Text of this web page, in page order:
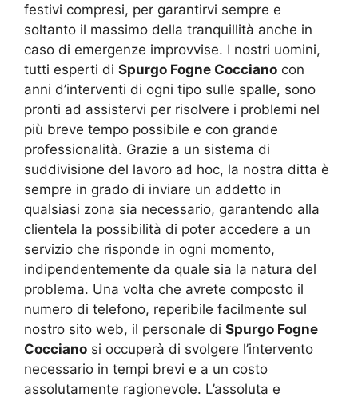
festivi compresi, per garantirvi sempre e
soltanto il massimo della tranquillità anche in
caso di emergenze improvvise. I nostri uomini,
tutti esperti di Spurgo Fogne Cocciano con
anni d’interventi di ogni tipo sulle spalle, sono
pronti ad assistervi per risolvere i problemi nel
più breve tempo possibile e con grande
professionalità. Grazie a un sistema di
suddivisione del lavoro ad hoc, la nostra ditta è
sempre in grado di inviare un addetto in
qualsiasi zona sia necessario, garantendo alla
clientela la possibilità di poter accedere a un
servizio che risponde in ogni momento,
indipendentemente da quale sia la natura del
problema. Una volta che avrete composto il
numero di telefono, reperibile facilmente sul
nostro sito web, il personale di Spurgo Fogne
Cocciano si occuperà di svolgere l’intervento
necessario in tempi brevi e a un costo
assolutamente ragionevole. L’assoluta e